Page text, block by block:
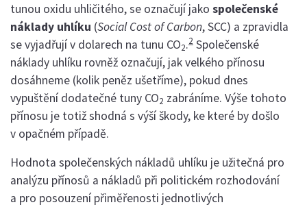
tunou oxidu uhličitého, se označují jako společenské
náklady uhlíku (Social Cost of Carbon, SCC) a zpravidla
se vyjadřují v dolarech na tunu CO2.2 Společenské
náklady uhlíku rovněž označují, jak velkého přínosu
dosáhneme (kolik peněz ušetříme), pokud dnes
vypuštění dodatečné tuny CO2 zabráníme. Výše tohoto
přínosu je totiž shodná s výší škody, ke které by došlo
v opačném případě.
Hodnota společenských nákladů uhlíku je užitečná pro
analýzu přínosů a nákladů při politickém rozhodování
a pro posouzení přiměřenosti jednotlivých